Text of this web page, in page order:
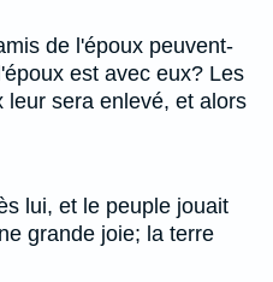
de l'époux peuvent-
est avec eux? Les
leur sera enlevé, et alors
lui, et le peuple jouait
grande joie; la terre